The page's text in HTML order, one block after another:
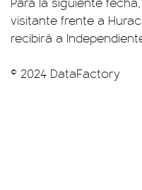
visitante frente a
recibirá a
© 2024 DataFactory